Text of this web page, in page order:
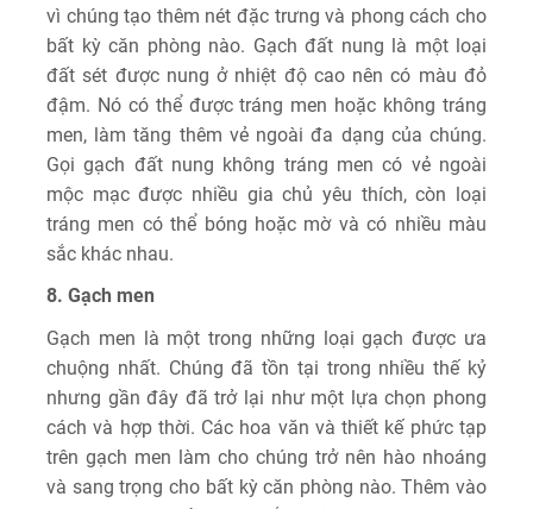
vì chúng tạo thêm nét đặc trưng và phong cách cho
bất kỳ căn phòng nào. Gạch đất nung là một loại
đất sét được nung ở nhiệt độ cao nên có màu đỏ
đậm. Nó có thể được tráng men hoặc không tráng
men, làm tăng thêm vẻ ngoài đa dạng của chúng.
Gọi gạch đất nung không tráng men có vẻ ngoài
mộc mạc được nhiều gia chủ yêu thích, còn loại
tráng men có thể bóng hoặc mờ và có nhiều màu
sắc khác nhau.
8. Gạch men
Gạch men là một trong những loại gạch được ưa
chuộng nhất. Chúng đã tồn tại trong nhiều thế kỷ
nhưng gần đây đã trở lại như một lựa chọn phong
cách và hợp thời. Các hoa văn và thiết kế phức tạp
trên gạch men làm cho chúng trở nên hào nhoáng
và sang trọng cho bất kỳ căn phòng nào. Thêm vào